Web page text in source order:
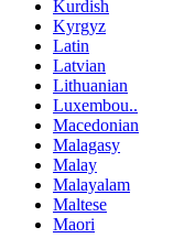
Kurdish
Kyrgyz
Latin
Latvian
Lithuanian
Luxembou..
Macedonian
Malagasy
Malay
Malayalam
Maltese
Maori